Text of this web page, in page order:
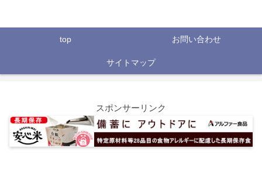
top お問い合わせ
サイトマップ
スポンサーリンク